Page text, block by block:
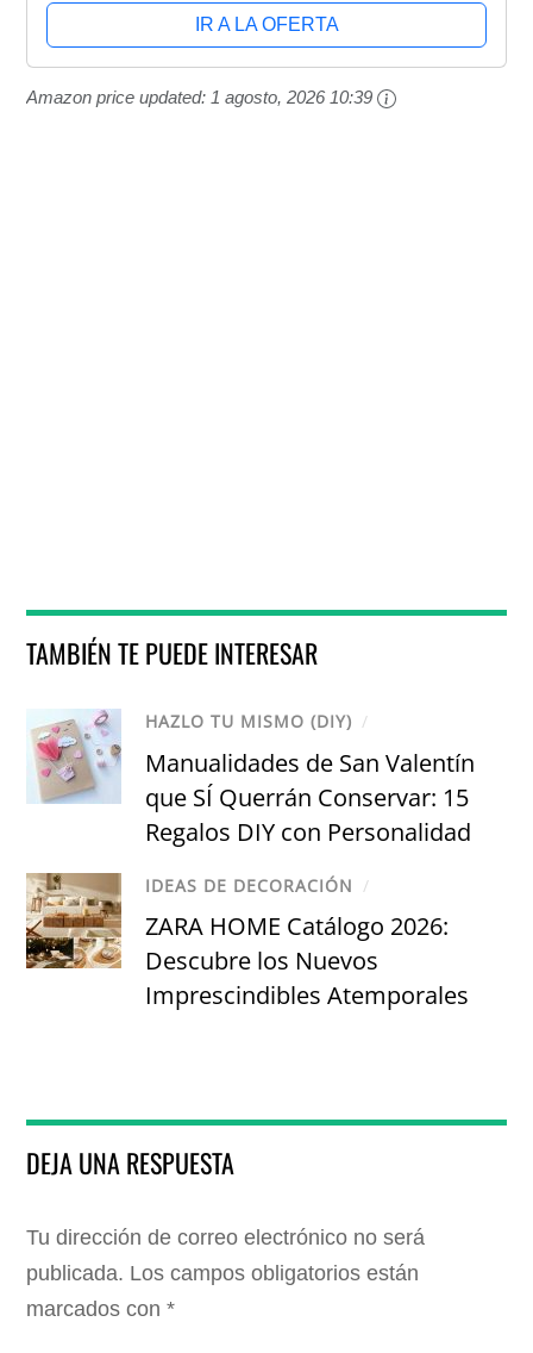
IR A LA OFERTA
Amazon price updated: 1 agosto, 2026 10:39
TAMBIÉN TE PUEDE INTERESAR
HAZLO TU MISMO (DIY) /
Manualidades de San Valentín
que SÍ Querrán Conservar: 15
Regalos DIY con Personalidad
IDEAS DE DECORACIÓN /
ZARA HOME Catálogo 2026:
Descubre los Nuevos
Imprescindibles Atemporales
DEJA UNA RESPUESTA
Tu dirección de correo electrónico no será
publicada. Los campos obligatorios están
marcados con*